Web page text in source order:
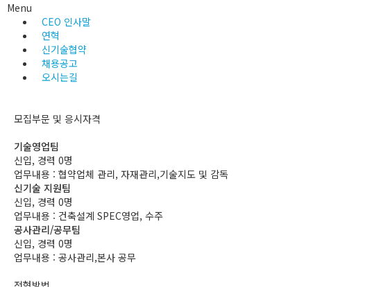
Menu
CEO 인사말
연혁
신기술협약
채용공고
오시는길
모집부문 및 응시자격
기술영업팀
신입, 경력 0명
업무내용 : 협약업체 관리, 자재관리,기술지도 및 감독
신기술 지원팀
신입, 경력 0명
업무내용 : 건축설계 SPEC영업, 수주
공사관리/공무팀
신입, 경력 0명
업무내용 : 공사관리,본사 공무